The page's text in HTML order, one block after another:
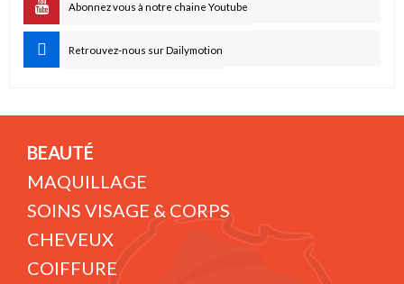
Abonnez vous à notre chaine Youtube
Retrouvez-nous sur Dailymotion
BEAUTÉ
MAQUILLAGE
SOINS VISAGE & CORPS
CHEVEUX
COIFFURE